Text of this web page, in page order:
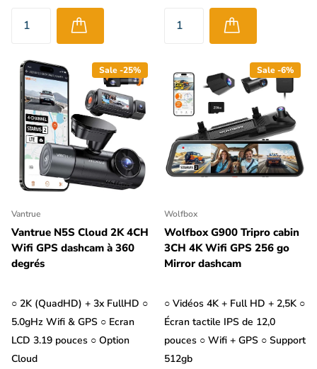
Sale -25%
Vantrue
Vantrue N5S Cloud 2K 4CH
Wifi GPS dashcam à 360
degrés
○ 2K (QuadHD) + 3x FullHD ○
5.0gHz Wifi & GPS ○ Ecran
LCD 3.19 pouces ○ Option
Cloud
Sale -6%
Wolfbox
Wolfbox G900 Tripro cabin
3CH 4K Wifi GPS 256 go
Mirror dashcam
○ Vidéos 4K + Full HD + 2,5K ○
Écran tactile IPS de 12,0
pouces ○ Wifi + GPS ○ Support
512gb